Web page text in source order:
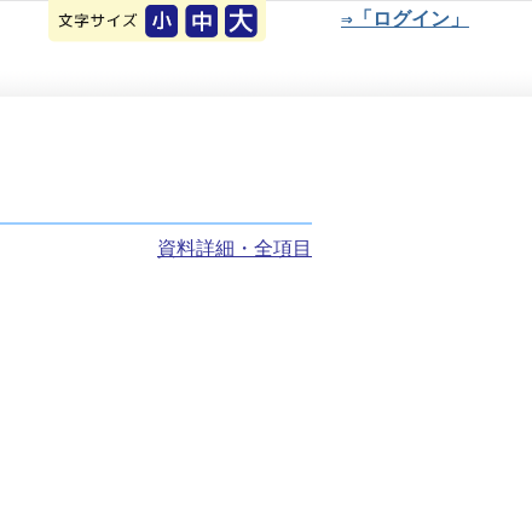
⇒「ログイン」
資料詳細・全項目